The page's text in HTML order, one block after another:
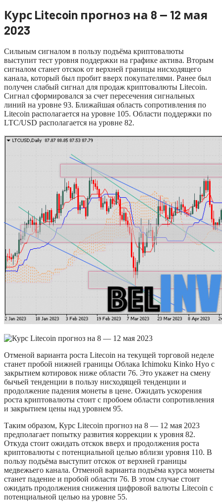
Курс Litecoin прогноз на 8 — 12 мая
2023
Сильным сигналом в пользу подъёма криптовалюты
выступит тест уровня поддержки на графике актива. Вторым
сигналом станет отскок от верхней границы нисходящего
канала, который был пробит вверх покупателями. Ранее был
получен слабый сигнал для продаж криптовалюты Litecoin.
Сигнал сформировался за счет пересечения сигнальных
линий на уровне 93. Ближайшая область сопротивления по
Litecoin располагается на уровне 105. Области поддержки по
LTC/USD располагается на уровне 82.
Отменой варианта роста Litecoin на текущей торговой неделе
станет пробой нижней границы Облака Ichimoku Kinko Hyo с
закрытием котировок ниже области 76. Это укажет на смену
бычьей тенденции в пользу нисходящей тенденции и
продолжение падения монеты в цене. Ожидать ускорения
роста криптовалюты стоит с пробоем области сопротивления
и закрытием цены над уровнем 95.
Таким образом, Курс Litecoin прогноз на 8 — 12 мая 2023
предполагает попытку развития коррекции к уровня 82.
Откуда стоит ожидать отскок вверх и продолжения роста
криптовалюты с потенциальной целью вблизи уровня 110. В
пользу подъёма выступит отскок от верхней границы
медвежьего канала. Отменой варианта подъёма курса монеты
станет падение и пробой области 76. В этом случае стоит
ожидать продолжения снижения цифровой валюты Litecoin с
потенциальной целью на уровне 55.